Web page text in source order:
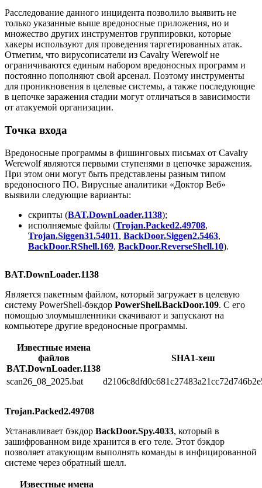
Расследование данного инцидента позволило выявить не
только указанные выше вредоносные приложения, но и
множество других инструментов группировки, которые
хакеры используют для проведения таргетированных атак.
Отметим, что вирусописатели из Cavalry Werewolf не
ограничиваются единым набором вредоносных программ и
постоянно пополняют свой арсенал. Поэтому инструменты
для проникновения в целевые системы, а также последующие
в цепочке заражения стадии могут отличаться в зависимости
от атакуемой организации.
Точка входа
Вредоносные программы в фишинговых письмах от Cavalry
Werewolf являются первыми ступенями в цепочке заражения.
При этом они могут быть представлены разным типом
вредоносного ПО. Вирусные аналитики «Доктор Веб»
выявили следующие варианты:
скрипты (BAT.DownLoader.1138);
исполняемые файлы (Trojan.Packed2.49708,
Trojan.Siggen31.54011, BackDoor.Siggen2.5463,
BackDoor.RShell.169, BackDoor.ReverseShell.10).
BAT.DownLoader.1138
Является пакетным файлом, который загружает в целевую
систему PowerShell-бэкдор PowerShell.BackDoor.109. С его
помощью злоумышленники скачивают и запускают на
компьютере другие вредоносные программы.
Известные имена
файлов
BAT.DownLoader.1138
SHA1-хеш
scan26_08_2025.bat
Trojan.Packed2.49708
Устанавливает бэкдор BackDoor.Spy.4033, который в
зашифрованном виде хранится в его теле. Этот бэкдор
позволяет атакующим выполнять команды в инфицированной
системе через обратный шелл.
Известные имена